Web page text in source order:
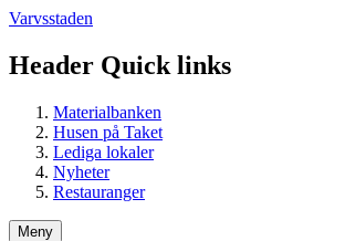
Varvsstaden
Header Quick links
Materialbanken
Husen på Taket
Lediga lokaler
Nyheter
Restauranger
Meny